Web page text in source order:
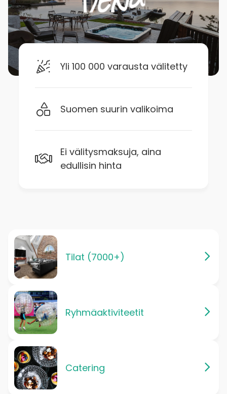
Yli 100 000 varausta välitetty
Suomen suurin valikoima
Ei välitysmaksuja, aina
edullisin hinta
Tilat (7000+)
Ryhmäaktiviteetit
Catering